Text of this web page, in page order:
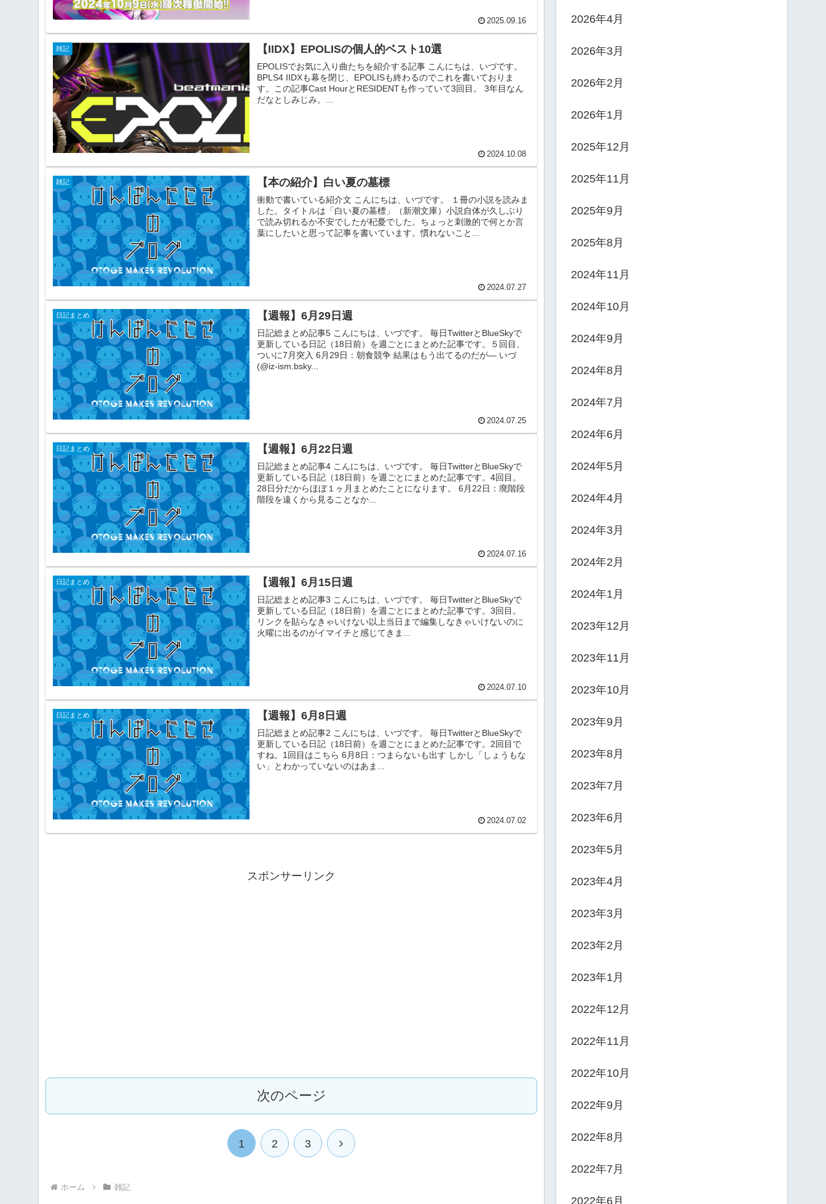
2025.09.16
雑記 【IIDX】EPOLISの個人的ベスト10選
EPOLISでお気に入り曲たちを紹介する記事 こんにちは、いづです。
BPLS4 IIDXも幕を閉じ、EPOLISも終わるのでこれを書いておりま
す。この記事Cast HourとRESIDENTも作っていて3回目。 3年目なん
だなとしみじみ。...
2024.10.08
雑記 【本の紹介】白い夏の墓標
衝動で書いている紹介文 こんにちは、いづです。 １冊の小説を読みま
した。タイトルは「白い夏の墓標」（新潮文庫）小説自体が久しぶり
で読み切れるか不安でしたが杞憂でした。ちょっと刺激的で何とか言
葉にしたいと思って記事を書いています。慣れないこと...
2024.07.27
日記まとめ 【週報】6月29日週
日記総まとめ記事5 こんにちは、いづです。 毎日TwitterとBlueSkyで
更新している日記（18日前）を週ごとにまとめた記事です。５回目、
ついに7月突入 6月29日：朝食競争 結果はもう出てるのだが— いづ
(@iz-ism.bsky...
2024.07.25
日記まとめ 【週報】6月22日週
日記総まとめ記事4 こんにちは、いづです。 毎日TwitterとBlueSkyで
更新している日記（18日前）を週ごとにまとめた記事です。4回目。
28日分だからほぼ１ヶ月まとめたことになります。 6月22日：廃階段
階段を遠くから見ることなか...
2024.07.16
日記まとめ 【週報】6月15日週
日記総まとめ記事3 こんにちは、いづです。 毎日TwitterとBlueSkyで
更新している日記（18日前）を週ごとにまとめた記事です。3回目。
リンクを貼らなきゃいけない以上当日まで編集しなきゃいけないのに
火曜に出るのがイマイチと感じてきま...
2024.07.10
日記まとめ 【週報】6月8日週
日記総まとめ記事2 こんにちは、いづです。 毎日TwitterとBlueSkyで
更新している日記（18日前）を週ごとにまとめた記事です。2回目で
すね。1回目はこちら 6月8日：つまらないも出す しかし「しょうもな
い」とわかっていないのはあま...
2024.07.02
スポンサーリンク
次のページ
1 2 3 次
ホーム 雑記
2026年4月
2026年3月
2026年2月
2026年1月
2025年12月
2025年11月
2025年9月
2025年8月
2024年11月
2024年10月
2024年9月
2024年8月
2024年7月
2024年6月
2024年5月
2024年4月
2024年3月
2024年2月
2024年1月
2023年12月
2023年11月
2023年10月
2023年9月
2023年8月
2023年7月
2023年6月
2023年5月
2023年4月
2023年3月
2023年2月
2023年1月
2022年12月
2022年11月
2022年10月
2022年9月
2022年8月
2022年7月
2022年6月